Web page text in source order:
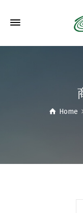
Home